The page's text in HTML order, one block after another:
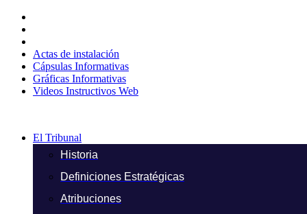
contenido
Actas de instalación
Cápsulas Informativas
Gráficas Informativas
Videos Instructivos Web
El Tribunal
Historia
Definiciones Estratégicas
Atribuciones